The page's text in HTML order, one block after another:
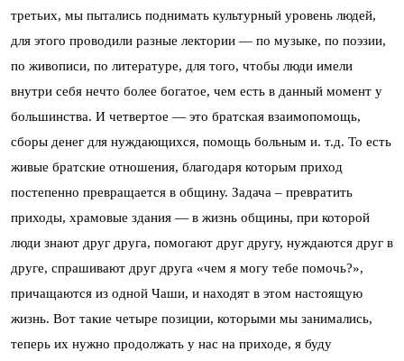
третьих, мы пытались поднимать культурный уровень людей,
для этого проводили разные лектории — по музыке, по поэзии,
по живописи, по литературе, для того, чтобы люди имели
внутри себя нечто более богатое, чем есть в данный момент у
большинства. И четвертое — это братская взаимопомощь,
сборы денег для нуждающихся, помощь больным и. т.д. То есть
живые братские отношения, благодаря которым приход
постепенно превращается в общину. Задача – превратить
приходы, храмовые здания — в жизнь общины, при которой
люди знают друг друга, помогают друг другу, нуждаются друг в
друге, спрашивают друг друга «чем я могу тебе помочь?»,
причащаются из одной Чаши, и находят в этом настоящую
жизнь. Вот такие четыре позиции, которыми мы занимались,
теперь их нужно продолжать у нас на приходе, я буду